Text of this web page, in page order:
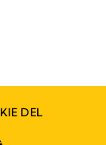
DEL